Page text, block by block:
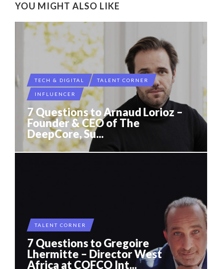
YOU MIGHT ALSO LIKE
TECH & DIGITAL TALENT CORNER
INFLUENCER
7 Questions to Arnaud Lorioz –
Founder & CEO of The
DeepCore, Su...
TALENT CORNER
7 Questions to Gregoire
Lhermitte – Director West
Africa at COFCO Int...